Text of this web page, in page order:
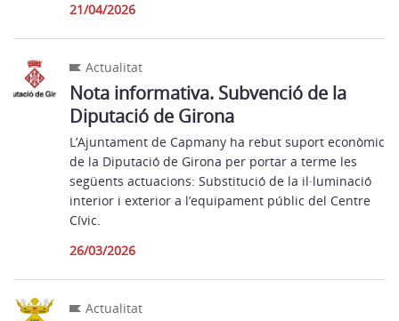
21/04/2026
Actualitat
Nota informativa. Subvenció de la
Diputació de Girona
L’Ajuntament de Capmany ha rebut suport econòmic
de la Diputació de Girona per portar a terme les
següents actuacions: Substitució de la il·luminació
interior i exterior a l’equipament públic del Centre
Cívic.
26/03/2026
Actualitat